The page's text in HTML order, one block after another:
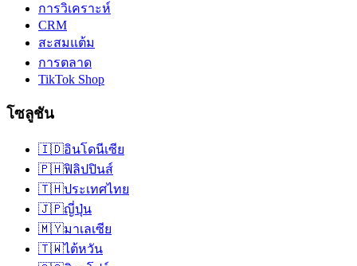
การวิเคราะห์
CRM
สะสมแต้ม
การตลาด
TikTok Shop
โซลูชัน
🇮🇩อินโดนีเซีย
🇵🇭ฟิลิปปินส์
🇹🇭ประเทศไทย
🇯🇵ญี่ปุ่น
🇲🇾มาเลเซีย
🇹🇼ไต้หวัน